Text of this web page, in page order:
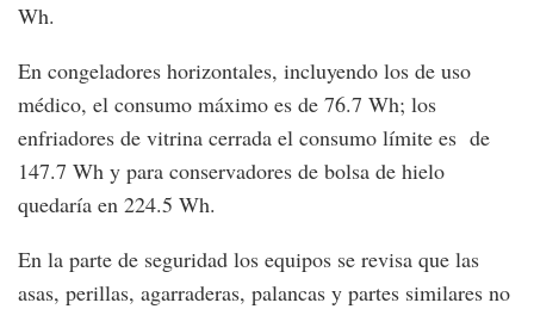
Wh.
En congeladores horizontales, incluyendo los de uso
médico, el consumo máximo es de 76.7 Wh; los
enfriadores de vitrina cerrada el consumo límite es de
147.7 Wh y para conservadores de bolsa de hielo
quedaría en 224.5 Wh.
En la parte de seguridad los equipos se revisa que las
asas, perillas, agarraderas, palancas y partes similares no